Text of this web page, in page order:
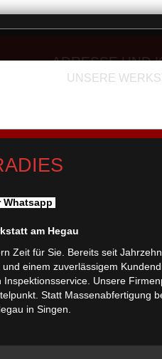
UNSERE
ADRESSE UND
Whatsapp
am Hegau
Zeit für Sie. Bereits seit
einem zuverlässigem
Inspektionsservice. Unsere
Statt Massenabfertigung
in Singen.